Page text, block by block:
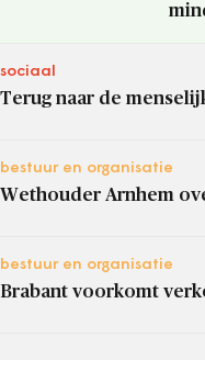
sociaal
Terug naar de
bestuur en organisatie
Wethouder Arnhem
bestuur en organisatie
Brabant voorkomt